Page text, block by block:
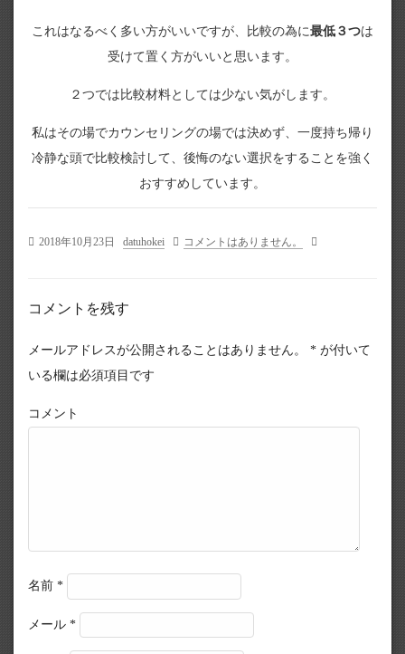
これはなるべく多い方がいいですが、比較の為に最低３つは
受けて置く方がいいと思います。
２つでは比較材料としては少ない気がします。
私はその場でカウンセリングの場では決めず、一度持ち帰り
冷静な頭で比較検討して、後悔のない選択をすることを強く
おすすめしています。
2018年10月23日 datuhokei コメントはありません。
コメントを残す
メールアドレスが公開されることはありません。 * が付いて
いる欄は必須項目です
コメント
名前 *
メール *